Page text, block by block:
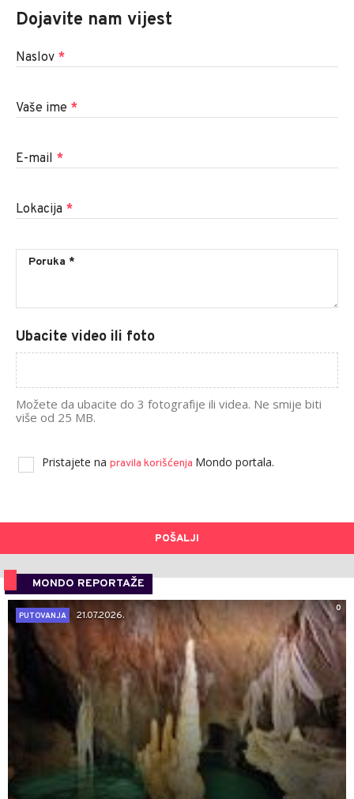
Dojavite nam vijest
Naslov *
Vaše ime *
E-mail *
Lokacija *
Ubacite video ili foto
Možete da ubacite do 3 fotografije ili videa. Ne smije biti
više od 25 MB.
Pristajete na pravila korišćenja Mondo portala.
POŠALJI
MONDO REPORTAŽE
0
PUTOVANJA
21.07.2026.